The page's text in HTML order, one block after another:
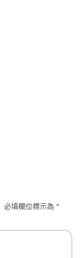
必填欄位標示為*